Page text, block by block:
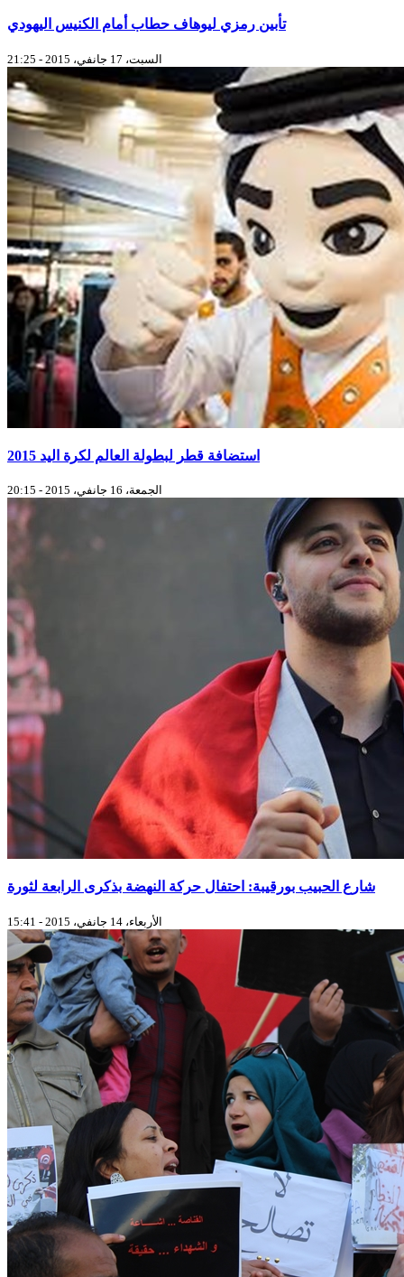
تأبين رمزي ليوهاف حطاب أمام الكنيس اليهودي
السبت، 17 جانفي، 2015 - 21:25
استضافة قطر لبطولة العالم لكرة اليد 2015
الجمعة، 16 جانفي، 2015 - 20:15
شارع الحبيب بورقيبة: احتفال حركة النهضة بذكرى الرابعة لثورة
الأربعاء، 14 جانفي، 2015 - 15:41